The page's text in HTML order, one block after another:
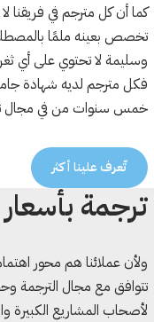
كما أن كل مترجم في فريقنا
تخصص بعينه ملمًا
وسليمة لا تحتوي على أي
فكل مترجم لديه شهادة
خمس سنوات من في
تّعرف علينا أكثر
ترجمة
ولأن عملائنا هم محور
تتوافق مع مجال الترجمة
لأصحاب المشاريع الكبيرة